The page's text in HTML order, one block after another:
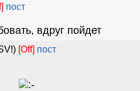
пост
вдруг пойдет
[Off] пост